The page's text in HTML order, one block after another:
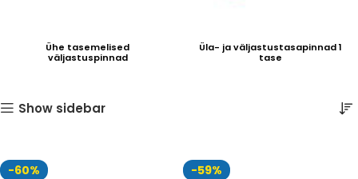
Ühe tasemelised
väljastuspinnad
Üla- ja väljastustasapinnad 1
tase
Show sidebar
-60% -59%